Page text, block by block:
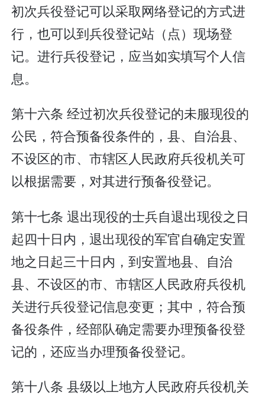
初次兵役登记可以采取网络登记的方式进
行，也可以到兵役登记站（点）现场登
记。进行兵役登记，应当如实填写个人信
息。
第十六条 经过初次兵役登记的未服现役的
公民，符合预备役条件的，县、自治县、
不设区的市、市辖区人民政府兵役机关可
以根据需要，对其进行预备役登记。
第十七条 退出现役的士兵自退出现役之日
起四十日内，退出现役的军官自确定安置
地之日起三十日内，到安置地县、自治
县、不设区的市、市辖区人民政府兵役机
关进行兵役登记信息变更；其中，符合预
备役条件，经部队确定需要办理预备役登
记的，还应当办理预备役登记。
第十八条 县级以上地方人民政府兵役机关